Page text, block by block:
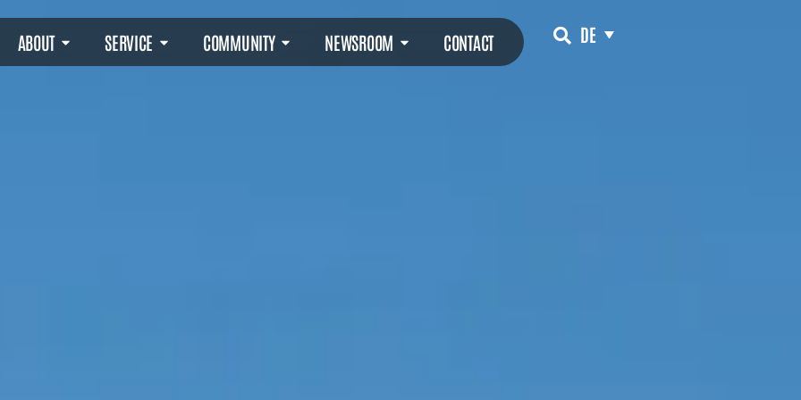
PRODUKTE
ABOUT ÖFFNE ABOUT
SERVICE ÖFFNE SERVICE
COMMUNITY ÖFFNE COMMUNITY
NEWSROOM ÖFFNE NEWSROOM
CONTACT DE